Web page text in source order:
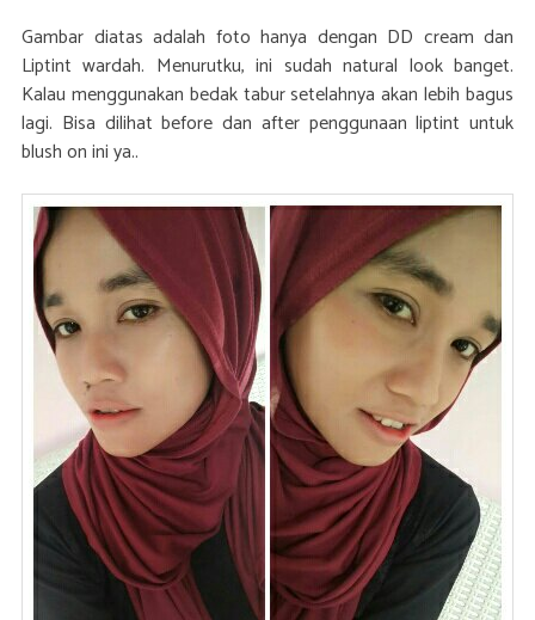
Gambar diatas adalah foto hanya dengan DD cream dan
Liptint wardah. Menurutku, ini sudah natural look banget.
Kalau menggunakan bedak tabur setelahnya akan lebih bagus
lagi. Bisa dilihat before dan after penggunaan liptint untuk
blush on ini ya..